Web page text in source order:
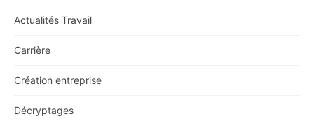
Actualités Travail
Carrière
Création entreprise
Décryptages